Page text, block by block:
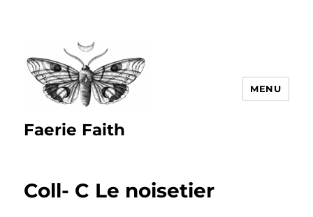
Faerie Faith
MENU
Coll- C Le noisetier